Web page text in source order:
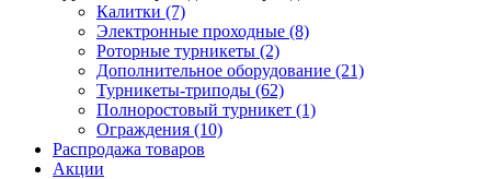
Калитки (7)
Электронные проходные (8)
Роторные турникеты (2)
Дополнительное оборудование (21)
Турникеты-триподы (62)
Полноростовый турникет (1)
Ограждения (10)
Распродажа товаров
Акции